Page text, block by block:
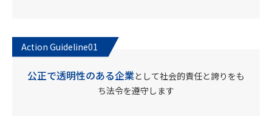
公正で透明性のある企業として社会的責任と誇りをも
ち法令を遵守します